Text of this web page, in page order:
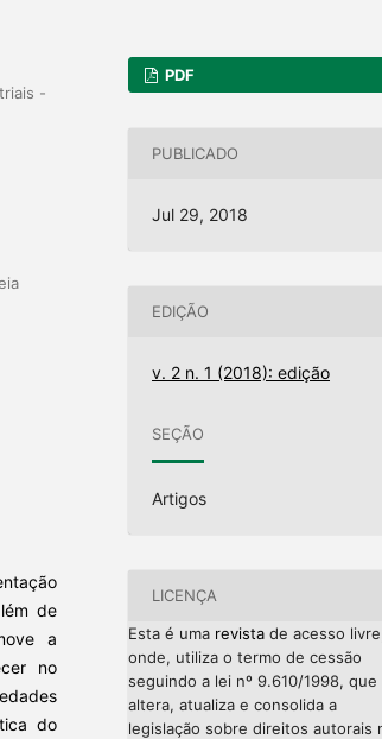
-
de
a
no
do
PDF
PUBLICADO
Jul 29, 2018
EDIÇÃO
v. 2 n. 1 (2018): edição
SEÇÃO
Artigos
LICENÇA
Esta é uma revista de acesso
onde, utiliza o termo de cessão
seguindo a lei nº 9.610/1998, que
altera, atualiza e consolida a
legislação sobre direitos autorais